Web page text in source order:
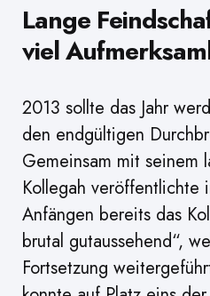
Lange
viel
2013 sollte das Jahr
den endgültigen
Gemeinsam mit seinem
Kollegah veröffentlichte
Anfängen bereits das
brutal gutaussehend“,
Fortsetzung